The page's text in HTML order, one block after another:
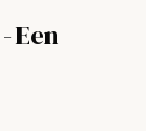
Een